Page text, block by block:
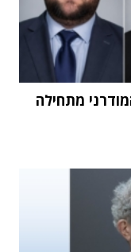
מתחילה